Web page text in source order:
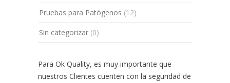
Pruebas para Patógenos (12)
Sin categorizar (0)
Para Ok Quality, es muy importante que
nuestros Clientes cuenten con la seguridad de